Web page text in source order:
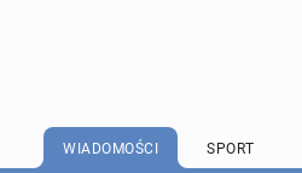
WIADOMOŚCI SPORT